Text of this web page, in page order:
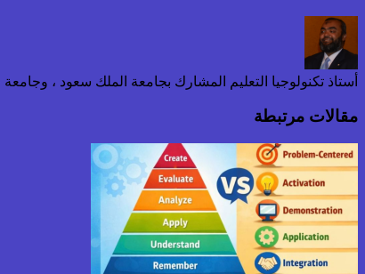
أستاذ تكنولوجيا التعليم المشارك بجامعة الملك سعود ،
مقالات مرتبطة